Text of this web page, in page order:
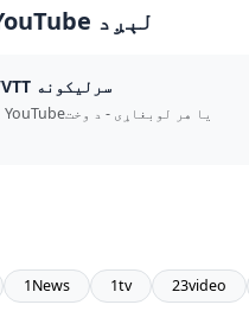
څه سره د خپل YouTube لېږد
نغښتل شوی SRT/VTT سرليکونه
1News 1tv 23video